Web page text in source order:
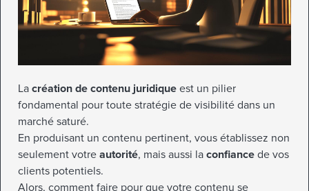
La création de contenu juridique est un pilier
fondamental pour toute stratégie de visibilité dans un
marché saturé.
En produisant un contenu pertinent, vous établissez non
seulement votre autorité, mais aussi la confiance de vos
clients potentiels.
Alors, comment faire pour que votre contenu se